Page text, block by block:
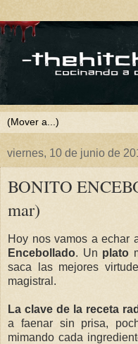
viernes, 10 de junio de
BONITO
mar)
Hoy nos vamos a echar
Encebollado. Un plato
saca las mejores
magistral.
La clave de la receta
a faenar sin prisa,
mimando cada